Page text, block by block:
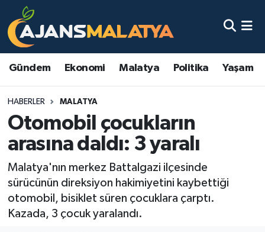
Gündem Ekonomi Malatya Politika Yaşam
HABERLER MALATYA
Otomobil çocukların
arasına daldı: 3 yaralı
Malatya'nın merkez Battalgazi ilçesinde
sürücünün direksiyon hakimiyetini kaybettiği
otomobil, bisiklet süren çocuklara çarptı.
Kazada, 3 çocuk yaralandı.
Asayiş
Eğitim
Gündem
Kadın
Malatya Nöbetçi Eczaneler
Malatya Namaz Vakitleri
Malatya Trafik Yoğunluk Haritası
TFF 3.Lig 2.Grup Puan Durumu ve Fikstür
Tüm Manşetler